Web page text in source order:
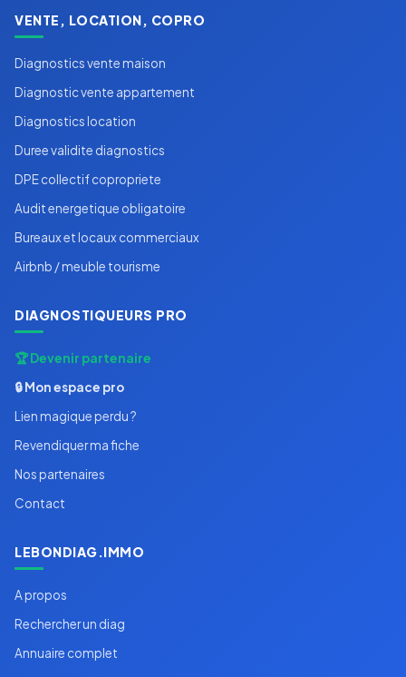
VENTE, LOCATION, COPRO
Diagnostics vente maison
Diagnostic vente appartement
Diagnostics location
Duree validite diagnostics
DPE collectif copropriete
Audit energetique obligatoire
Bureaux et locaux commerciaux
Airbnb / meuble tourisme
DIAGNOSTIQUEURS PRO
🏆 Devenir partenaire
🔒 Mon espace pro
Lien magique perdu ?
Revendiquer ma fiche
Nos partenaires
Contact
LEBONDIAG.IMMO
A propos
Rechercher un diag
Annuaire complet